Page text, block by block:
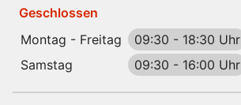
Geschlossen
Montag - Freitag
09:30 - 18:30 Uhr
Samstag
09:30 - 16:00 Uhr